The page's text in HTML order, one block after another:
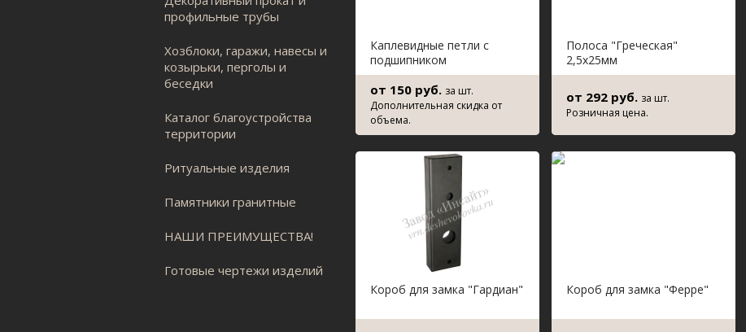
профильные трубы
Хозблоки, гаражи, навесы и
козырьки, перголы и
беседки
Каталог благоустройства
территории
Ритуальные изделия
Памятники гранитные
НАШИ ПРЕИМУЩЕСТВА!
Готовые чертежи изделий
Каплевидные петли c
подшипником
от 150 руб. за шт.
Дополнительная скидка от
объема.
Полоса "Греческая"
2,5х25мм
от 292 руб. за шт.
Розничная цена.
Короб для замка "Гардиан" Короб для замка "Ферре"